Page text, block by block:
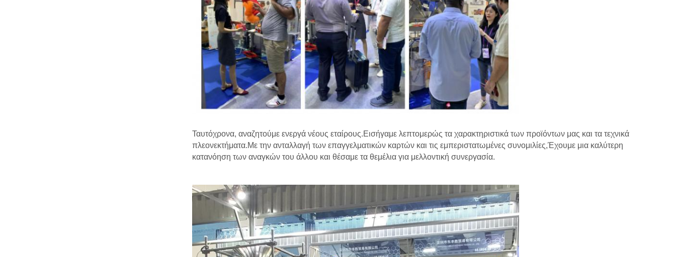
Ταυτόχρονα, αναζητούμε ενεργά νέους εταίρους.Εισήγαμε λεπτομερώς τα χαρακτηριστικά των προϊόντων μας και τα τεχνικά
πλεονεκτήματα.Με την ανταλλαγή των επαγγελματικών καρτών και τις εμπεριστατωμένες συνομιλίες,Έχουμε μια καλύτερη
κατανόηση των αναγκών του άλλου και θέσαμε τα θεμέλια για μελλοντική συνεργασία.